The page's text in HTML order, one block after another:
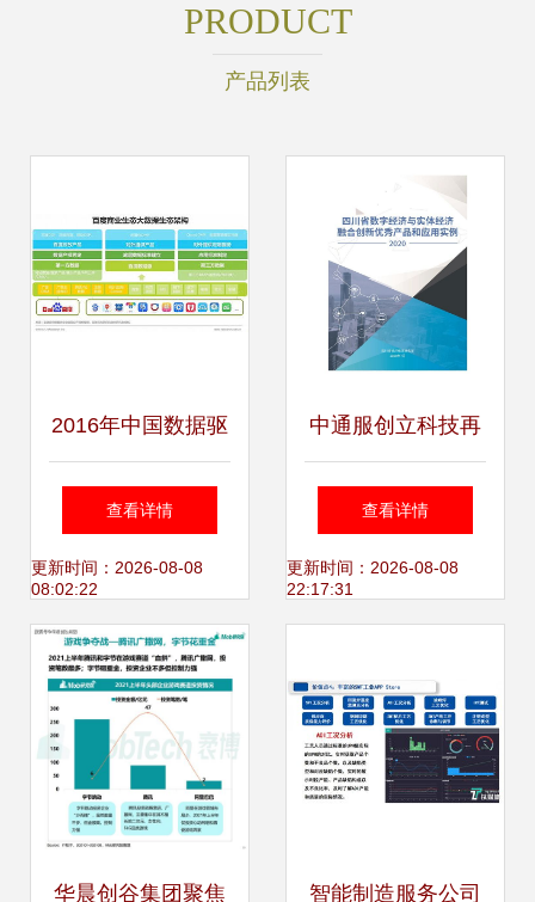
PRODUCT
产品列表
2016年中国数据驱
动型互联网企业大
数据产品研究报告
——工业互联网数
据服务洞察
查看详情
更新时间：2026-08-08
08:02:22
中通服创立科技再
获“四川省大数据产
业2019年度影响力
工业互联网数据服
务实力
查看详情
更新时间：2026-08-08
22:17:31
华晨创谷集团聚焦 智能制造服务公司